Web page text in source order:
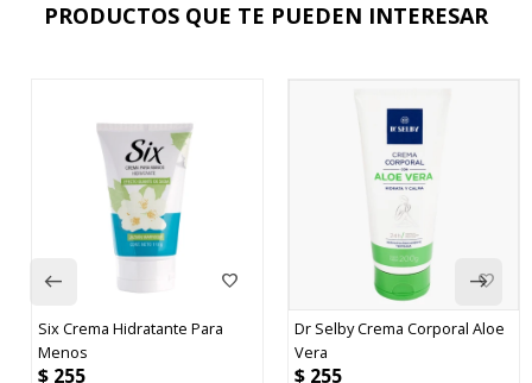
PRODUCTOS QUE TE PUEDEN INTERESAR
Six Crema Hidratante Para
Menos
$ 255
Dr Selby Crema Corporal Aloe
Vera
$ 255